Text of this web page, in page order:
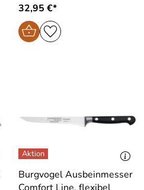
32,95 €*
Burgvogel Ausbeinmesser